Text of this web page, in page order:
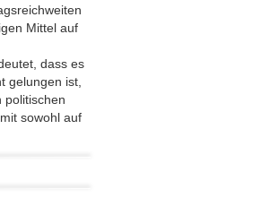
Mittel auf
dass es
gelungen ist,
politischen
sowohl auf